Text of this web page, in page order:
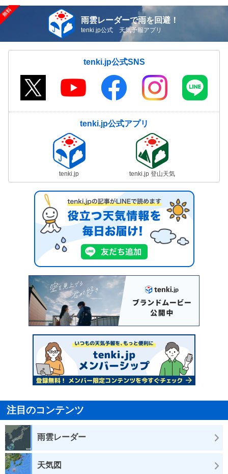
雨雲レーダーで雨を回避！
tenki.jp公式 天気予報アプリ
tenki.jp公式SNS
tenki.jp公式アプリ
tenki.jp tenki.jp 登山天気
注目のコンテンツ
雨雲レーダー
天気図